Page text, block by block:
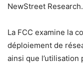
NewStreet Research.
La FCC examine la
déploiement de
ainsi que l’utilisation